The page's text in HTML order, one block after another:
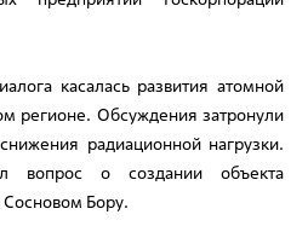
касалась развития атомной
регионе. Обсуждения затронули
радиационной нагрузки.
вопрос о создании объекта
Сосновом Бору.